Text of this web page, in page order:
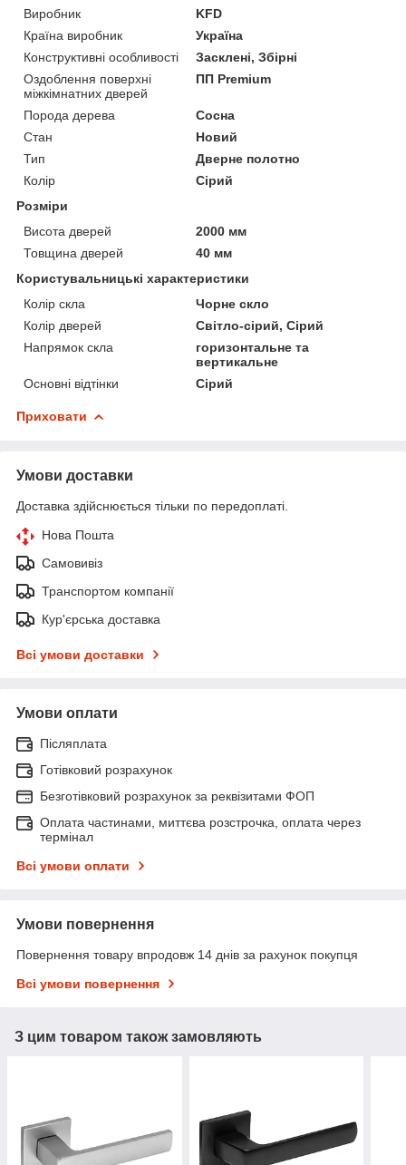
Виробник
KFD
Країна виробник
Україна
Конструктивні особливості
Засклені, Збірні
Оздоблення поверхні
міжкімнатних дверей
ПП Premium
Порода дерева
Сосна
Стан
Новий
Тип
Дверне полотно
Колір
Сірий
Розміри
Висота дверей
2000 мм
Товщина дверей
40 мм
Користувальницькі характеристики
Колір скла
Чорне скло
Колір дверей
Світло-сірий, Сірий
Напрямок скла
горизонтальне та
вертикальне
Основні відтінки
Сірий
Приховати
Умови доставки
Доставка здійснюється тільки по передоплаті.
Нова Пошта
Самовивіз
Транспортом компанії
Кур'єрська доставка
Всі умови доставки
Умови оплати
Післяплата
Готівковий розрахунок
Безготівковий розрахунок за реквізитами ФОП
Оплата частинами, миттєва розстрочка, оплата через
термінал
Всі умови оплати
Умови повернення
Повернення товару впродовж 14 днів за рахунок покупця
Всі умови повернення
З цим товаром також замовляють